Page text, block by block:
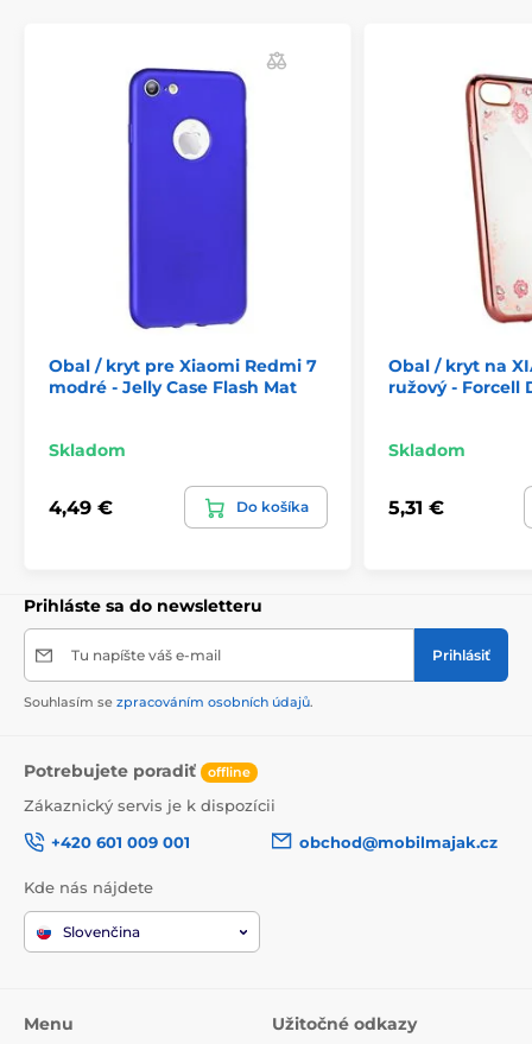
Obal / kryt pre Xiaomi Redmi 7
modré - Jelly Case Flash Mat
Skladom
4,49 € Do košíka
Obal / kryt na
ružový - Forcell
Skladom
5,31 €
Prihláste sa do newsletteru
Tu napíšte váš e-mail Prihlásiť
Souhlasím se zpracováním osobních údajů.
Potrebujete poradiť offline
Zákaznický servis je k dispozícii
+420 601 009 001
obchod@mobilmajak.cz
Kde nás nájdete
Slovenčina
Menu Užitočné odkazy